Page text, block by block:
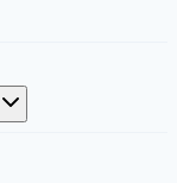
Toggle